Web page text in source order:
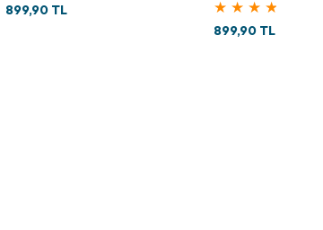
899,90 TL
★ ★ ★ ★
899,90 TL